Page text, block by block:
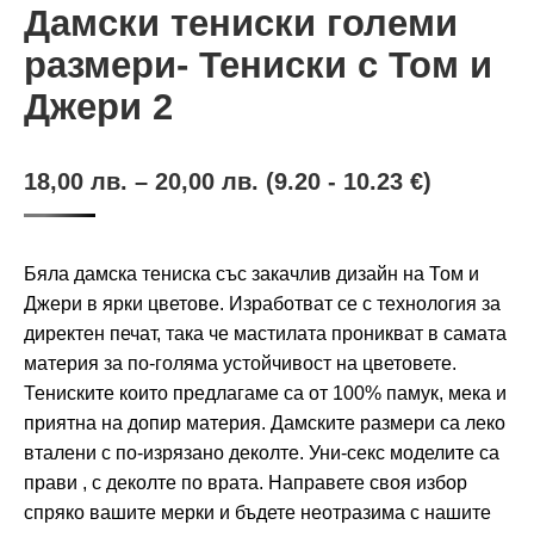
Дамски тениски големи
размери- Тениски с Том и
Джери 2
18,00 лв. – 20,00 лв. (9.20 - 10.23 €)
Бяла дамска тениска със закачлив дизайн на Том и
Джери в ярки цветове. Изработват се с технология за
директен печат, така че мастилата проникват в самата
материя за по-голяма устойчивост на цветовете.
Тениските които предлагаме са от 100% памук, мека и
приятна на допир материя. Дамските размери са леко
вталени с по-изрязано деколте. Уни-секс моделите са
прави , с деколте по врата. Направете своя избор
спряко вашите мерки и бъдете неотразима с нашите